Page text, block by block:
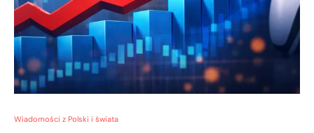
Wiadomości z Polski i świata